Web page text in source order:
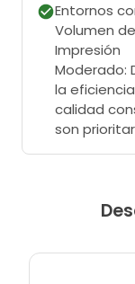
Entornos
Volumen de
Impresión
Moderado:
la
calidad
son